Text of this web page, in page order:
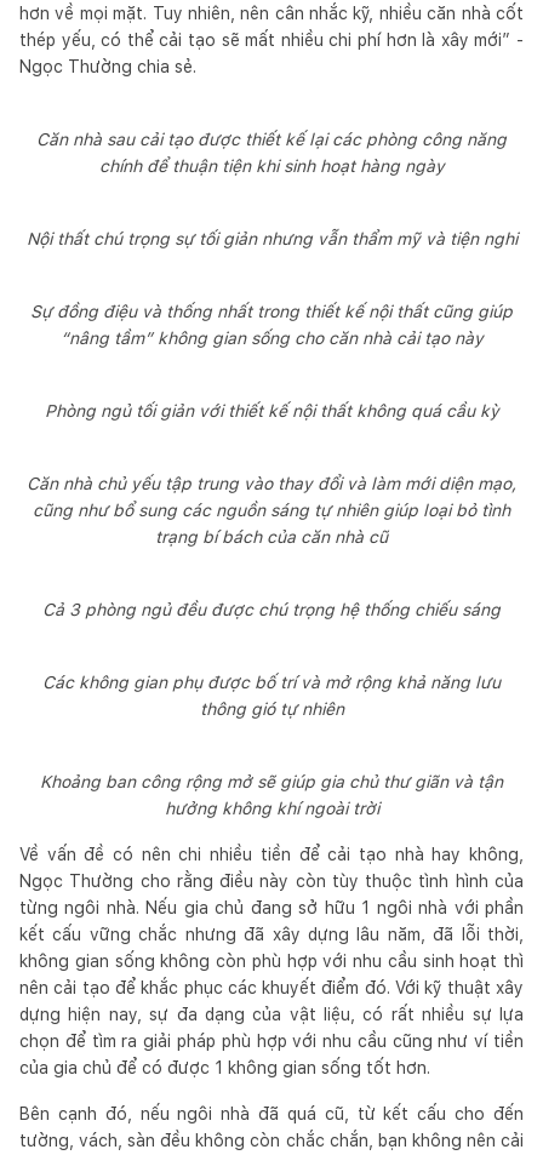
hơn về mọi mặt. Tuy nhiên, nên cân nhắc kỹ, nhiều căn nhà cốt
thép yếu, có thể cải tạo sẽ mất nhiều chi phí hơn là xây mới” -
Ngọc Thường chia sẻ.
Căn nhà sau cải tạo được thiết kế lại các phòng công năng
chính để thuận tiện khi sinh hoạt hàng ngày
Nội thất chú trọng sự tối giản nhưng vẫn thẩm mỹ và tiện nghi
Sự đồng điệu và thống nhất trong thiết kế nội thất cũng giúp
“nâng tầm” không gian sống cho căn nhà cải tạo này
Phòng ngủ tối giản với thiết kế nội thất không quá cầu kỳ
Căn nhà chủ yếu tập trung vào thay đổi và làm mới diện mạo,
cũng như bổ sung các nguồn sáng tự nhiên giúp loại bỏ tình
trạng bí bách của căn nhà cũ
Cả 3 phòng ngủ đều được chú trọng hệ thống chiếu sáng
Các không gian phụ được bố trí và mở rộng khả năng lưu
thông gió tự nhiên
Khoảng ban công rộng mở sẽ giúp gia chủ thư giãn và tận
hưởng không khí ngoài trời
Về vấn đề có nên chi nhiều tiền để cải tạo nhà hay không,
Ngọc Thường cho rằng điều này còn tùy thuộc tình hình của
từng ngôi nhà. Nếu gia chủ đang sở hữu 1 ngôi nhà với phần
kết cấu vững chắc nhưng đã xây dựng lâu năm, đã lỗi thời,
không gian sống không còn phù hợp với nhu cầu sinh hoạt thì
nên cải tạo để khắc phục các khuyết điểm đó. Với kỹ thuật xây
dựng hiện nay, sự đa dạng của vật liệu, có rất nhiều sự lựa
chọn để tìm ra giải pháp phù hợp với nhu cầu cũng như ví tiền
của gia chủ để có được 1 không gian sống tốt hơn.
Bên cạnh đó, nếu ngôi nhà đã quá cũ, từ kết cấu cho đến
tường, vách, sàn đều không còn chắc chắn, bạn không nên cải